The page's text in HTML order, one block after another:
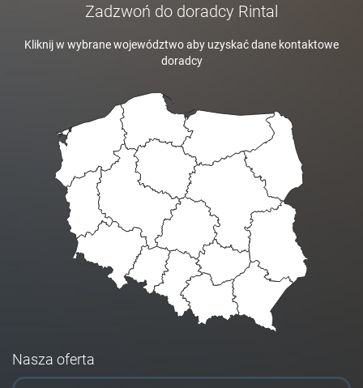
Zadzwoń do doradcy Rintal
Kliknij w wybrane województwo aby uzyskać dane kontaktowe
doradcy
Nasza oferta